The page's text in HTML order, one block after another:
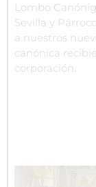
Lombo
Sevilla y
a nuestros
canónica
corporación.